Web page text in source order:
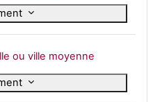
ou ville moyenne